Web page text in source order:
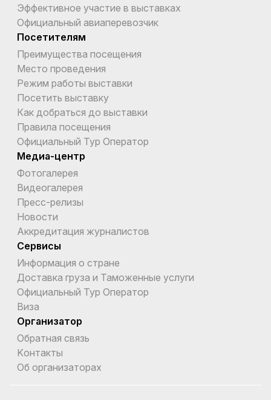
Эффективное участие в выставках
Официальный авиаперевозчик
Посетителям
Преимущества посещения
Место проведения
Режим работы выставки
Посетить выставку
Как добраться до выставки
Правила посещения
Официальный Тур Оператор
Медиа-центр
Фотогалерея
Видеогалерея
Пресс-релизы
Новости
Аккредитация журналистов
Сервисы
Информация о стране
Доставка груза и Таможенные услуги
Официальный Тур Оператор
Виза
Организатор
Обратная связь
Kонтакты
Об организаторах